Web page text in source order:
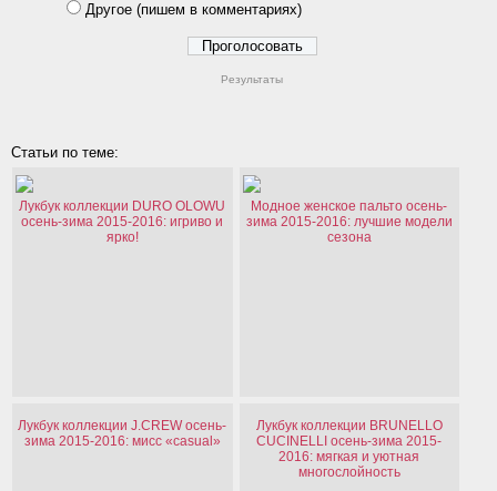
Другое (пишем в комментариях)
Результаты
Статьи по теме:
Лукбук коллекции DURO OLOWU
осень-зима 2015-2016: игриво и
ярко!
Модное женское пальто осень-
зима 2015-2016: лучшие модели
сезона
Лукбук коллекции J.CREW осень-
зима 2015-2016: мисс «casual»
Лукбук коллекции BRUNELLO
CUCINELLI осень-зима 2015-
2016: мягкая и уютная
многослойность